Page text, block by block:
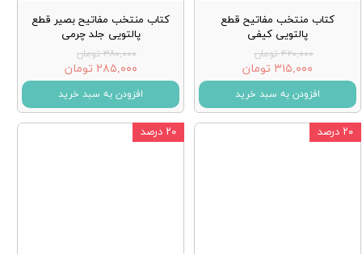
کتاب منتخب مفاتیح قطع
پالتویی کیفی
۴۲۰,۰۰۰ تومان
۳۱۵,۰۰۰ تومان
افزودن به سبد خرید
کتاب منتخب مفاتیح بصیر قطع
پالتویی جلد چرمی
۳۸۰,۰۰۰ تومان
۲۸۵,۰۰۰ تومان
افزودن به سبد خرید
۲۰ درصد ۲۰ درصد